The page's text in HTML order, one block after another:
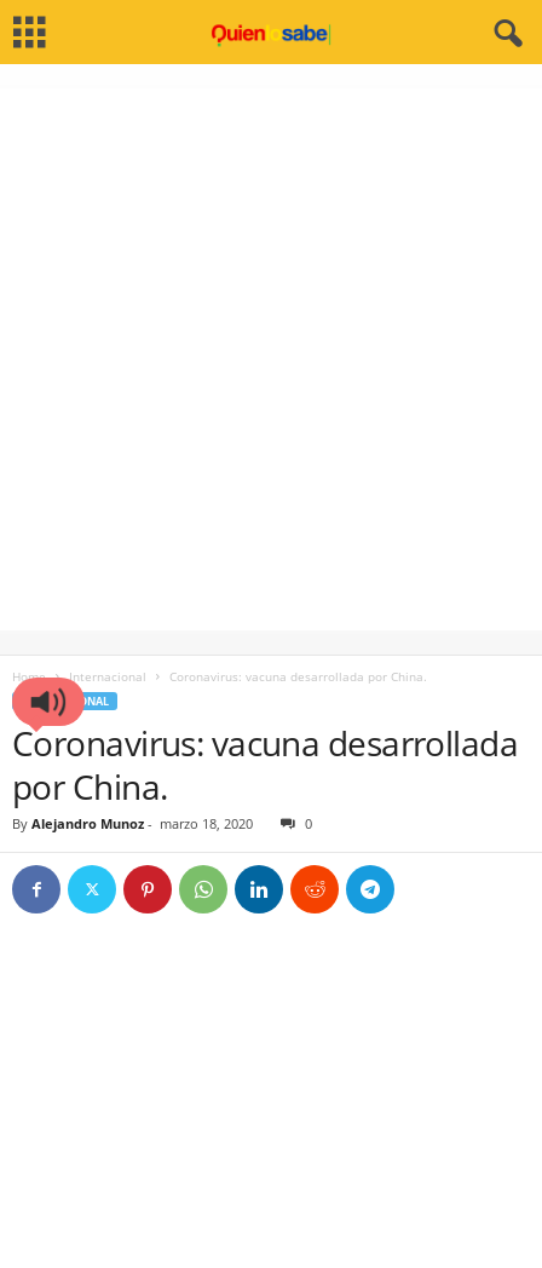
Home Internacional Coronavirus: vacuna desarrollada por China.
INTERNACIONAL
Coronavirus: vacuna desarrollada
por China.
By Alejandro Munoz - marzo 18, 2020 0